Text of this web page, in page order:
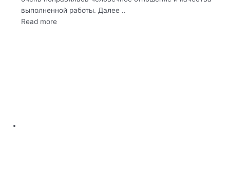
выполненной работы. Далее ..
Read more